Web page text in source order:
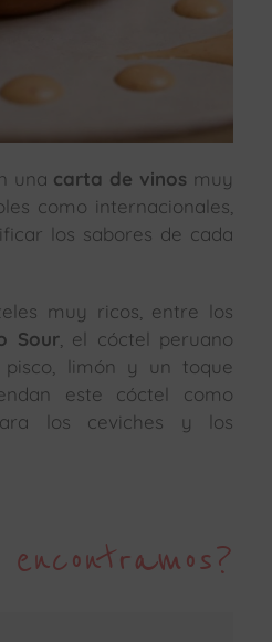
una carta de vinos muy
como internacionales,
los sabores de cada
muy ricos, entre los
Sour, el cóctel peruano
pisco, limón y un toque
este cóctel como
los ceviches y los
encontramos?